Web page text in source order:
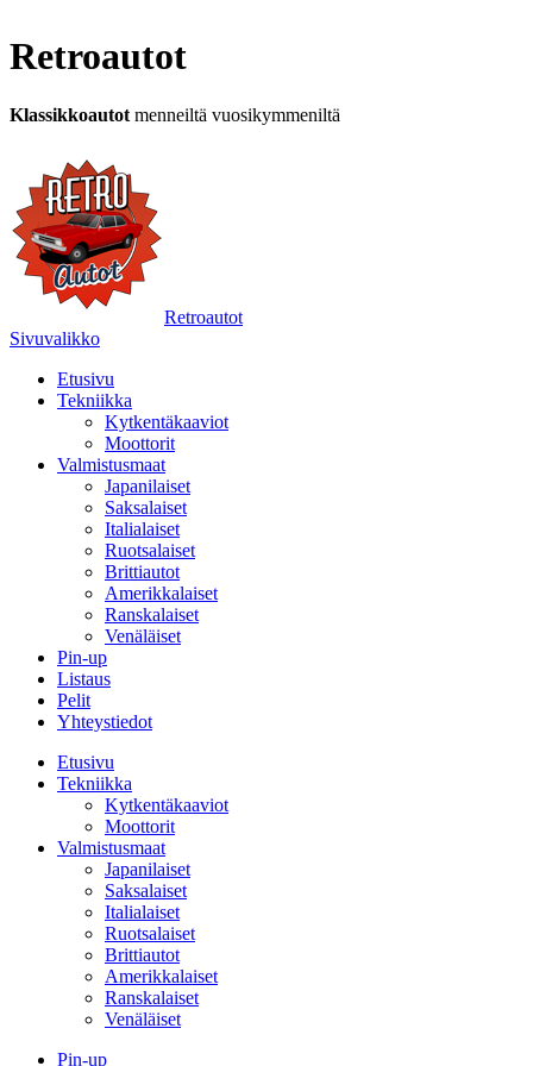
Retroautot
Klassikkoautot menneiltä vuosikymmeniltä
Retroautot
Sivuvalikko
Etusivu
Tekniikka
Kytkentäkaaviot
Moottorit
Valmistusmaat
Japanilaiset
Saksalaiset
Italialaiset
Ruotsalaiset
Brittiautot
Amerikkalaiset
Ranskalaiset
Venäläiset
Pin-up
Listaus
Pelit
Yhteystiedot
Etusivu
Tekniikka
Kytkentäkaaviot
Moottorit
Valmistusmaat
Japanilaiset
Saksalaiset
Italialaiset
Ruotsalaiset
Brittiautot
Amerikkalaiset
Ranskalaiset
Venäläiset
Pin-up